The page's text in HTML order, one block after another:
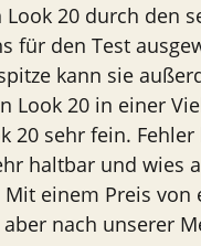
20 durch den
für den Test
kann sie
Look 20 in einer
20 sehr fein.
haltbar und wies
einem Preis
nach unserer